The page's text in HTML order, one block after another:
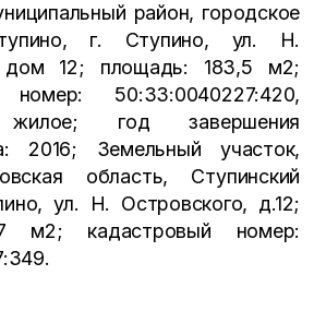
район, городское
г. Ступино, ул. Н.
дом 12; площадь: 183,5 м2;
номер: 50:33:0040227:420,
жилое; год завершения
2016; Земельный участок,
область, Ступинский
ул. Н. Островского, д.12;
м2; кадастровый номер: